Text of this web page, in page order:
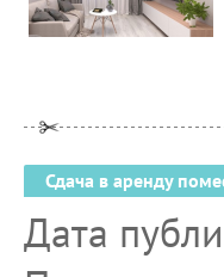
Сдача в аренду
Дата